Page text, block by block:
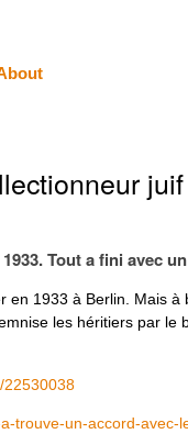
Tout a fini avec
1933 à Berlin. Mais
les héritiers par le
22530038
trouve-un-accord-avec-